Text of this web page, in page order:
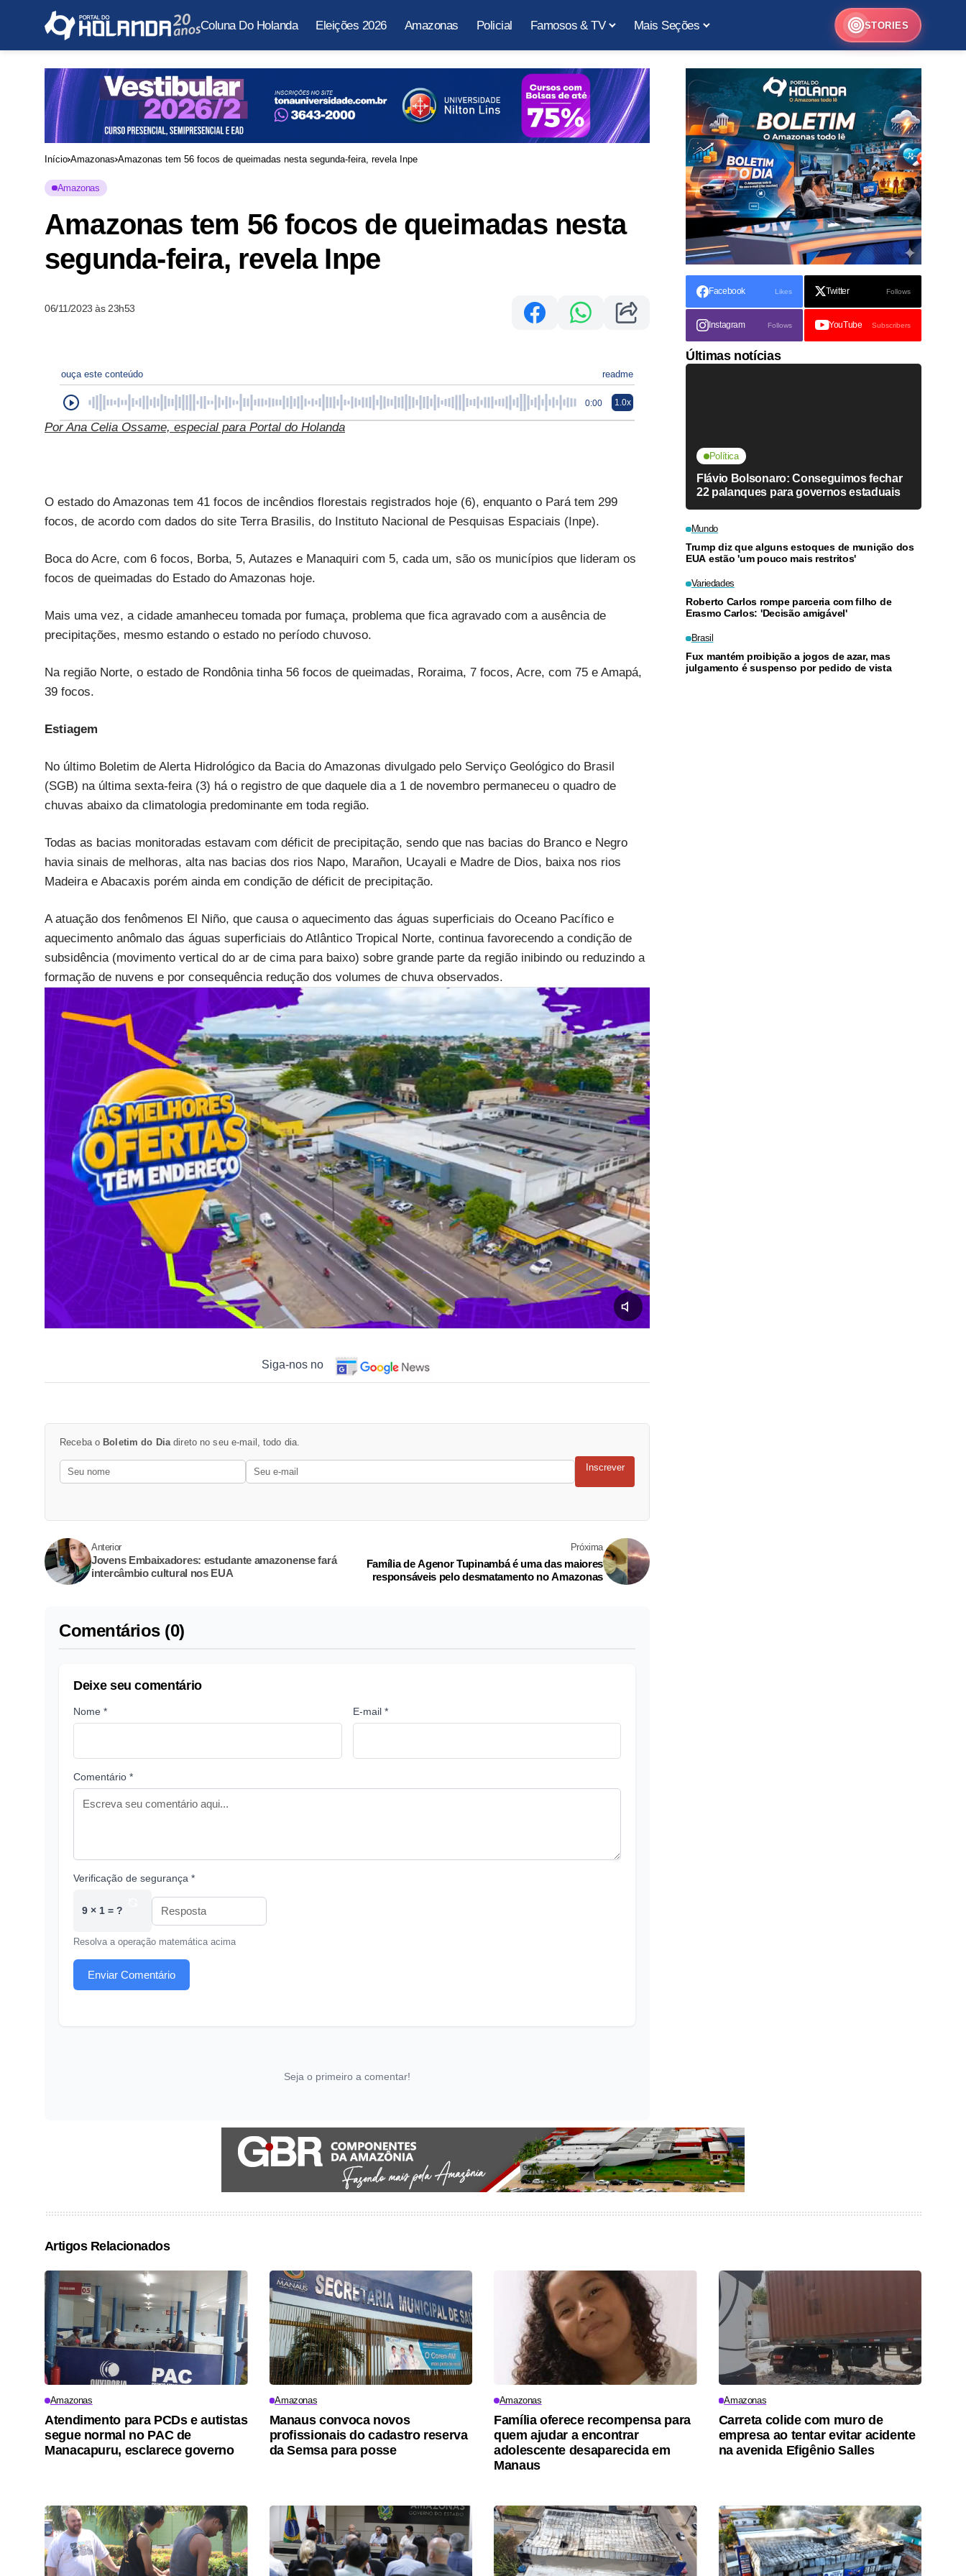
Coluna Do Holanda Eleições 2026 Amazonas Policial Famosos & TV Mais Seções STORIES
Início Amazonas Amazonas tem 56 focos de queimadas nesta segunda-feira, revela Inpe
Amazonas
Amazonas tem 56 focos de queimadas nesta
segunda-feira, revela Inpe
06/11/2023 às 23h53
ouça este conteúdo readme
0:00 1.0x
Por Ana Celia Ossame, especial para Portal do Holanda
O estado do Amazonas tem 41 focos de incêndios florestais registrados hoje (6), enquanto o Pará tem 299
focos, de acordo com dados do site Terra Brasilis, do Instituto Nacional de Pesquisas Espaciais (Inpe).
Boca do Acre, com 6 focos, Borba, 5, Autazes e Manaquiri com 5, cada um, são os municípios que lideram os
focos de queimadas do Estado do Amazonas hoje.
Mais uma vez, a cidade amanheceu tomada por fumaça, problema que fica agravado com a ausência de
precipitações, mesmo estando o estado no período chuvoso.
Na região Norte, o estado de Rondônia tinha 56 focos de queimadas, Roraima, 7 focos, Acre, com 75 e Amapá,
39 focos.
Estiagem
No último Boletim de Alerta Hidrológico da Bacia do Amazonas divulgado pelo Serviço Geológico do Brasil
(SGB) na última sexta-feira (3) há o registro de que daquele dia a 1 de novembro permaneceu o quadro de
chuvas abaixo da climatologia predominante em toda região.
Todas as bacias monitoradas estavam com déficit de precipitação, sendo que nas bacias do Branco e Negro
havia sinais de melhoras, alta nas bacias dos rios Napo, Marañon, Ucayali e Madre de Dios, baixa nos rios
Madeira e Abacaxis porém ainda em condição de déficit de precipitação.
A atuação dos fenômenos El Niño, que causa o aquecimento das águas superficiais do Oceano Pacífico e
aquecimento anômalo das águas superficiais do Atlântico Tropical Norte, continua favorecendo a condição de
subsidência (movimento vertical do ar de cima para baixo) sobre grande parte da região inibindo ou reduzindo a
formação de nuvens e por consequência redução dos volumes de chuva observados.
Siga-nos no
Receba o Boletim do Diadireto no seu e-mail, todo dia.
Inscrever
Anterior
Jovens Embaixadores: estudante amazonense fará
intercâmbio cultural nos EUA
Próxima
Família de Agenor Tupinambá é uma das maiores
responsáveis pelo desmatamento no Amazonas
Comentários (0)
Deixe seu comentário
Nome * E-mail *
Comentário *
Verificação de segurança *
9 × 1 = ?
Resolva a operação matemática acima
Enviar Comentário
Seja o primeiro a comentar!
Facebook Likes Twitter Follows
Instagram Follows YouTube Subscribers
Últimas notícias
Política
Flávio Bolsonaro: Conseguimos fechar
22 palanques para governos estaduais
Mundo
Trump diz que alguns estoques de munição dos
EUA estão 'um pouco mais restritos'
Variedades
Roberto Carlos rompe parceria com filho de
Erasmo Carlos: 'Decisão amigável'
Brasil
Fux mantém proibição a jogos de azar, mas
julgamento é suspenso por pedido de vista
Artigos Relacionados
Amazonas
Atendimento para PCDs e autistas
segue normal no PAC de
Manacapuru, esclarece governo
Amazonas
Manaus convoca novos
profissionais do cadastro reserva
da Semsa para posse
Amazonas
Família oferece recompensa para
quem ajudar a encontrar
adolescente desaparecida em
Manaus
Amazonas
Carreta colide com muro de
empresa ao tentar evitar acidente
na avenida Efigênio Salles